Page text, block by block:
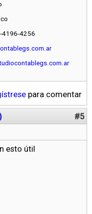
4196-4256
para comentar
#5
esto útil